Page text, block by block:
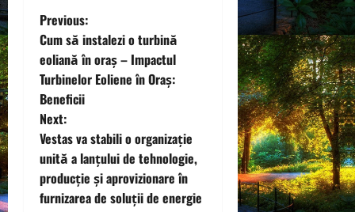
P
o
s
t
n
a
Previous:
Cum să instalezi o turbină
eoliană în oraș – Impactul
Turbinelor Eoliene în Oraș:
Beneficii
Next:
Vestas va stabili o organizație
unită a lanțului de tehnologie,
producție și aprovizionare în
furnizarea de soluții de energie